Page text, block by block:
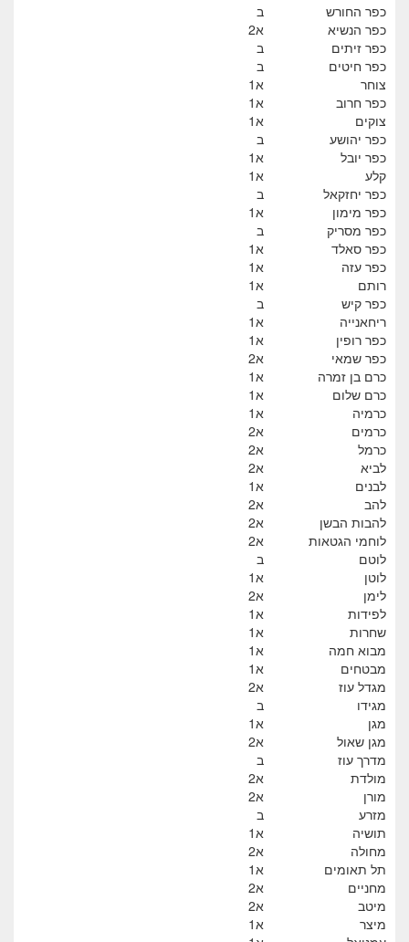
כפר החורש
ב
כפר הנשיא
א2
כפר זיתים
ב
כפר חיטים
ב
צוחר
א1
כפר חרוב
א1
צוקים
א1
כפר יהושע
ב
כפר יובל
א1
קלע
א1
כפר יחזקאל
ב
כפר מימון
א1
כפר מסריק
ב
כפר סאלד
א1
כפר עזה
א1
רותם
א1
כפר קיש
ב
ריחאנייה
א1
כפר רופין
א1
כפר שמאי
א2
כרם בן זמרה
א1
כרם שלום
א1
כרמיה
א1
כרמים
א2
כרמל
א2
לביא
א2
לבנים
א1
להב
א2
להבות הבשן
א2
לוחמי הגטאות
א2
לוטם
ב
לוטן
א1
לימן
א2
לפידות
א1
שחרות
א1
מבוא חמה
א1
מבטחים
א1
מגדל עוז
א2
מגידו
ב
מגן
א1
מגן שאול
א2
מדרך עוז
ב
מולדת
א2
מורן
א2
מזרע
ב
תושיה
א1
מחולה
א2
תל תאומים
א1
מחניים
א2
מיטב
א2
מיצר
א1